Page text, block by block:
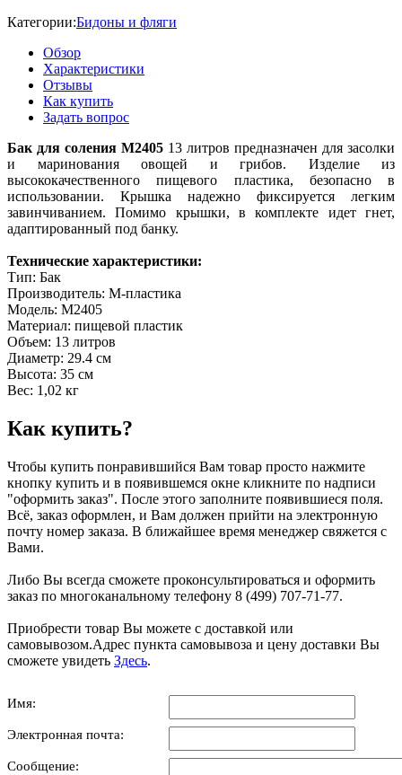
Категории:Бидоны и фляги
Обзор
Характеристики
Отзывы
Как купить
Задать вопрос
Бак для соления М2405 13 литров предназначен для засолки
и маринования овощей и грибов. Изделие из
высококачественного пищевого пластика, безопасно в
использовании. Крышка надежно фиксируется легким
завинчиванием. Помимо крышки, в комплекте идет гнет,
адаптированный под банку.
Технические характеристики:
Тип: Бак
Производитель: М-пластика
Модель: М2405
Материал: пищевой пластик
Объем: 13 литров
Диаметр: 29.4 см
Высота: 35 см
Вес: 1,02 кг
Как купить?
Чтобы купить понравившийся Вам товар просто нажмите
кнопку купить и в появившемся окне кликните по надписи
"оформить заказ". После этого заполните появившиеся поля.
Всё, заказ оформлен, и Вам должен прийти на электронную
почту номер заказа. В ближайшее время менеджер свяжется с
Вами.
Либо Вы всегда сможете проконсультироваться и оформить
заказ по многоканальному телефону 8 (499) 707-71-77.
Приобрести товар Вы можете с доставкой или
самовывозом.Адрес пункта самовывоза и цену доставки Вы
сможете увидеть Здесь.
Имя:
Электронная почта:
Сообщение: